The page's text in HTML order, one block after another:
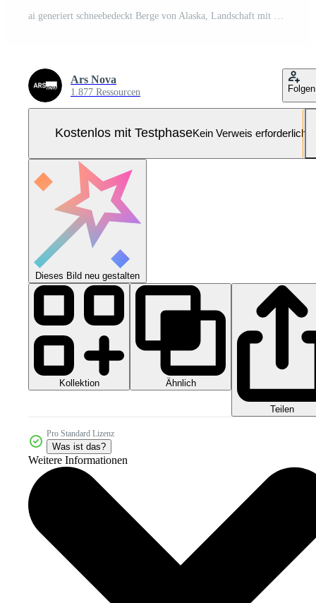
Ars Nova
1.877 Ressourcen Folgen
Kostenlos mit TestphaseKein Verweis erforderlich
Dieses Bild neu gestalten
Kollektion Ähnlich
Teilen
Pro Standard Lizenz
Was ist das?
Weitere Informationen